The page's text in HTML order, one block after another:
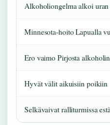
Alkoholiongelma alkoi
Minnesota-hoito Lapualla
Ero vaimo Pirjosta
Hyvät välit aikuisiin poikiin
Selkävaivat ralliturmissa